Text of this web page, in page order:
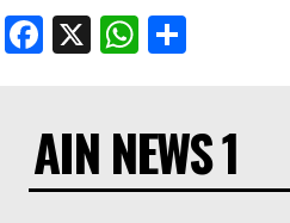
Facebook
X WhatsApp
AIN NEWS 1